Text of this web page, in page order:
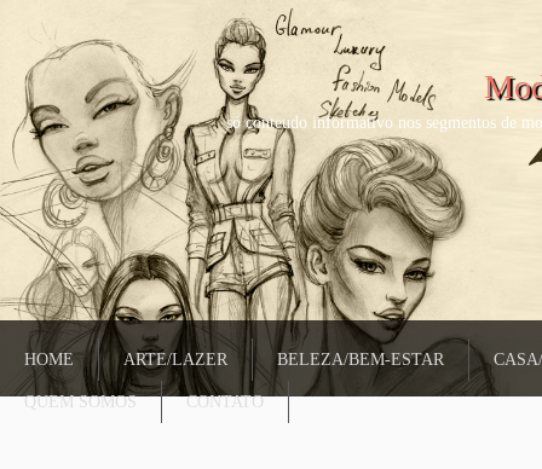
só conteudo informativo nos segmentos de
HOME ARTE/LAZER BELEZA/BEM-ESTAR
QUEM SOMOS CONTATO